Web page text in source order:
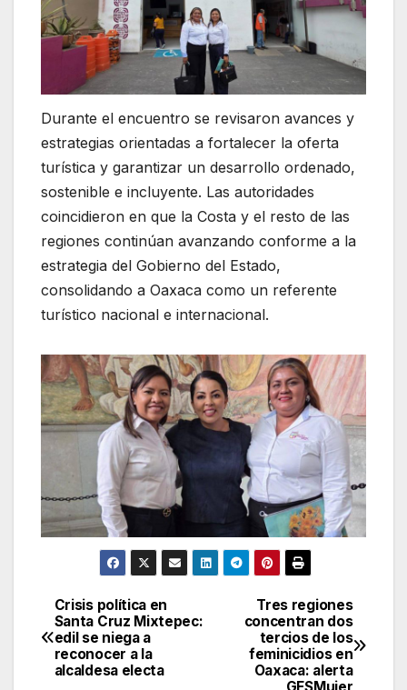
Durante el encuentro se revisaron avances y
estrategias orientadas a fortalecer la oferta
turística y garantizar un desarrollo ordenado,
sostenible e incluyente. Las autoridades
coincidieron en que la Costa y el resto de las
regiones continúan avanzando conforme a la
estrategia del Gobierno del Estado,
consolidando a Oaxaca como un referente
turístico nacional e internacional.
Navegación
de
Tres regiones
concentran dos
tercios de los
feminicidios en
Oaxaca: alerta
GESMujer
Crisis política en
Santa Cruz Mixtepec:
edil se niega a
reconocer a la
alcaldesa electa